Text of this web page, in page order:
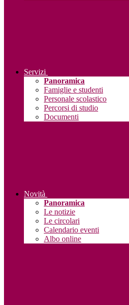
Servizi
Panoramica
Famiglie e studenti
Personale scolastico
Percorsi di studio
Documenti
Novità
Panoramica
Le notizie
Le circolari
Calendario eventi
Albo online